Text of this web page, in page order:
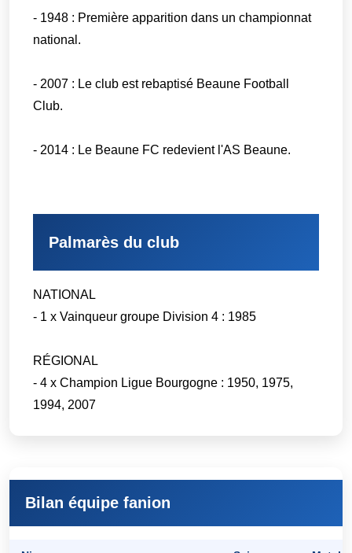
- 1948 : Première apparition dans un championnat
national.
- 2007 : Le club est rebaptisé Beaune Football
Club.
- 2014 : Le Beaune FC redevient l'AS Beaune.
Palmarès du club
NATIONAL
- 1 x Vainqueur groupe Division 4 : 1985
RÉGIONAL
- 4 x Champion Ligue Bourgogne : 1950, 1975,
1994, 2007
Bilan équipe fanion